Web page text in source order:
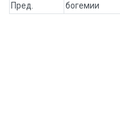
Пред.
богемии